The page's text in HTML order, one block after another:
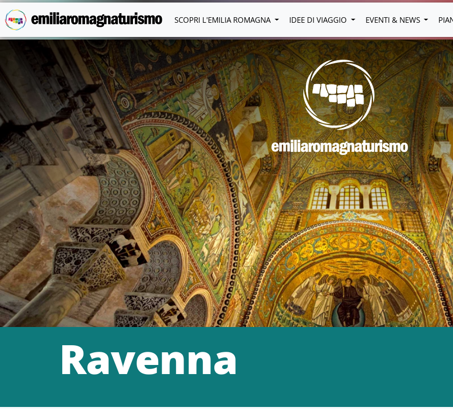
Vai al contenuto principale
SCOPRI L'EMILIA ROMAGNA IDEE DI VIAGGIO EVENTI & NEWS
Ravenna